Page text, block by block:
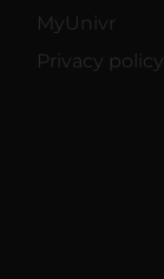
MyUnivr
Privacy policy